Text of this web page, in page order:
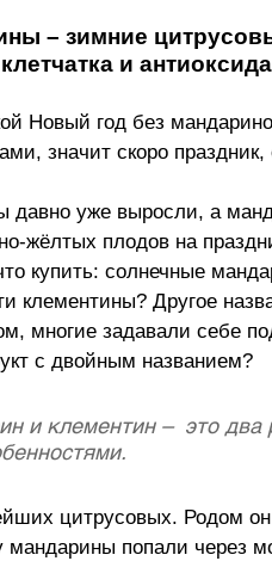
– зимние
и
Новый год без
значит скоро
давно уже выросли, а
жёлтых плодов на
купить: солнечные
клементины? Другое
многие задавали себе
с двойным названием?
и клементин –  это два
цитрусовых. Родом
попали через